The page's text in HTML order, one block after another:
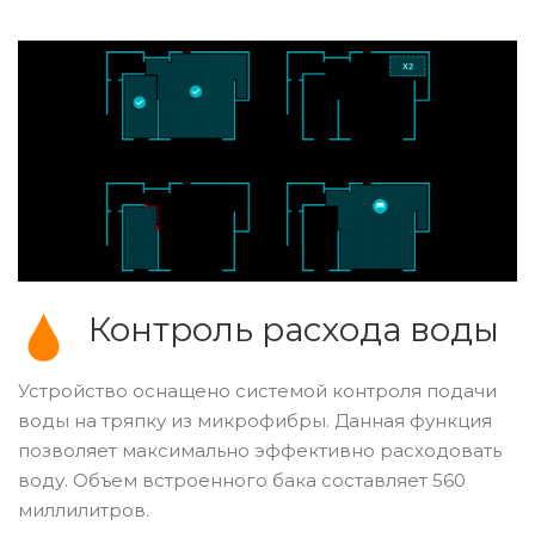
Контроль расхода воды
Устройство оснащено системой контроля подачи
воды на тряпку из микрофибры. Данная функция
позволяет максимально эффективно расходовать
воду. Объем встроенного бака составляет 560
миллилитров.